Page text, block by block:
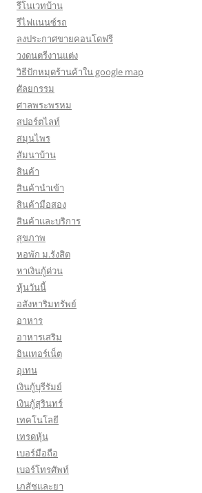
รีโนเวทบ้าน
รีไฟแนนซ์รถ
ลงประกาศขายคอนโดฟรี
วงดนตรีงานแต่ง
วิธีปักหมุดร้านค้าใน google map
ศัลยกรรม
ศาลพระพรหม
สปอร์ตไลท์
สมุนไพร
สัมนาบ้าน
สินค้า
สินค้านำเข้า
สินค้ามือสอง
สินค้าและบริการ
สุขภาพ
หอพัก ม.รังสิต
หาเงินกู้ด่วน
หุ้นวันนี้
อสังหาริมทรัพย์
อาหาร
อาหารเสริม
อินเทอร์เน็ต
อุเทน
เงินกู้บุรีรัมย์
เงินกู้สุรินทร์
เทคโนโลยี
เทรดหุ้น
เบอร์มือถือ
เบอร์โทรศัพท์
เภสัชและยา